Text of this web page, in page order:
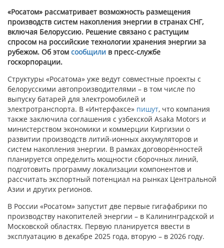
«Росатом» рассматривает возможность размещения
производств систем накопления энергии в странах СНГ,
включая Белоруссию. Решение связано с растущим
спросом на российские технологии хранения энергии за
рубежом. Об этом сообщили в пресс-службе
госкорпорации.
Структуры «Росатома» уже ведут совместные проекты с
белорусскими автопроизводителями – в том числе по
выпуску батарей для электромобилей и
электротранспорта. В «Интерфаксе» пишут, что компания
также заключила соглашения с узбекской Asaka Motors и
министерством экономики и коммерции Киргизии о
развитии производств литий-ионных аккумуляторов и
систем накопления энергии. В рамках договорённостей
планируется определить мощности сборочных линий,
подготовить программу локализации компонентов и
рассчитать экспортный потенциал на рынках Центральной
Азии и других регионов.
В России «Росатом» запустит две первые гигафабрики по
производству накопителей энергии – в Калининградской и
Московской областях. Первую планируется ввести в
эксплуатацию в декабре 2025 года, вторую – в 2026 году.